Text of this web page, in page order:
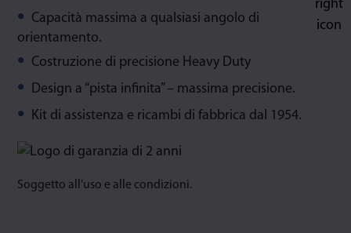
Capacità massima a qualsiasi angolo di
orientamento.
Costruzione di precisione Heavy Duty
Design a “pista infinita” – massima precisione.
Kit di assistenza e ricambi di fabbrica dal 1954.
Soggetto all’uso e alle condizioni.